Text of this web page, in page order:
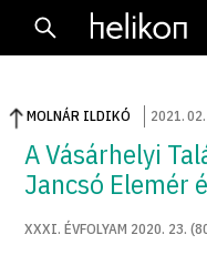
MOLNÁR ILDIKÓ 2021.02.
A Vásárhelyi
Jancsó Elemér
XXXI. ÉVFOLYAM 2020. 23.